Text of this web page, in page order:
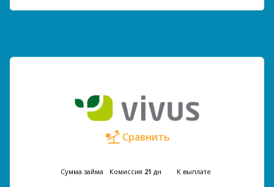
Сравнить
Сумма займа Комиссия 21 дн К выплате